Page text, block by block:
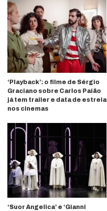
‘Playback’: o filme de Sérgio
Graciano sobre Carlos Paião
já tem trailer e data de estreia
nos cinemas
‘Suor Angelica’ e ‘Gianni